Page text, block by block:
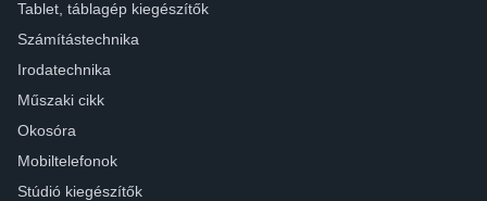
Tablet, táblagép kiegészítők
Számítástechnika
Irodatechnika
Műszaki cikk
Okosóra
Mobiltelefonok
Stúdió kiegészítők